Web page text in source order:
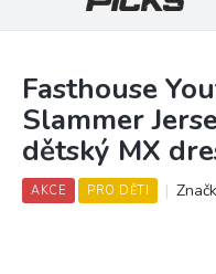
Fasthouse
Slammer
dětský MX
AKCE PRO DĚTI